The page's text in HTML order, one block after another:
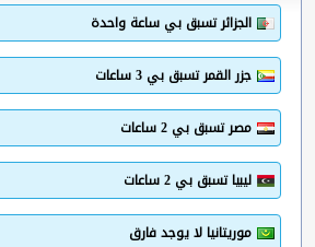
الجزائر تسبق بي ساعة واحدة
جزر القمر تسبق بي 3 ساعات
مصر تسبق بي 2 ساعات
ليبيا تسبق بي 2 ساعات
موريتانيا لا يوجد فارق